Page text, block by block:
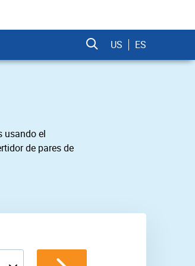
US ES
usando el
de pares de